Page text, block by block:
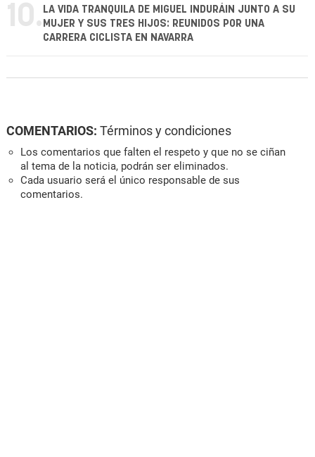
10. LA VIDA TRANQUILA DE MIGUEL INDURÁIN JUNTO A SU
MUJER Y SUS TRES HIJOS: REUNIDOS POR UNA
CARRERA CICLISTA EN NAVARRA
COMENTARIOS: Términos y condiciones
Los comentarios que falten el respeto y que no se ciñan
al tema de la noticia, podrán ser eliminados.
Cada usuario será el único responsable de sus
comentarios.